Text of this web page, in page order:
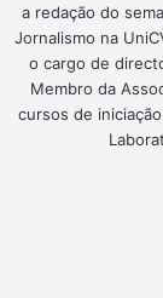
a redação do
Jornalismo na
o cargo de
Membro da
cursos de